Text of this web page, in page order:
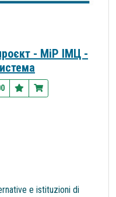
- МіР ІМЦ -
e istituzioni di